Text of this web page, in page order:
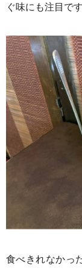
ぐ味にも注目です
食べきれなかっ